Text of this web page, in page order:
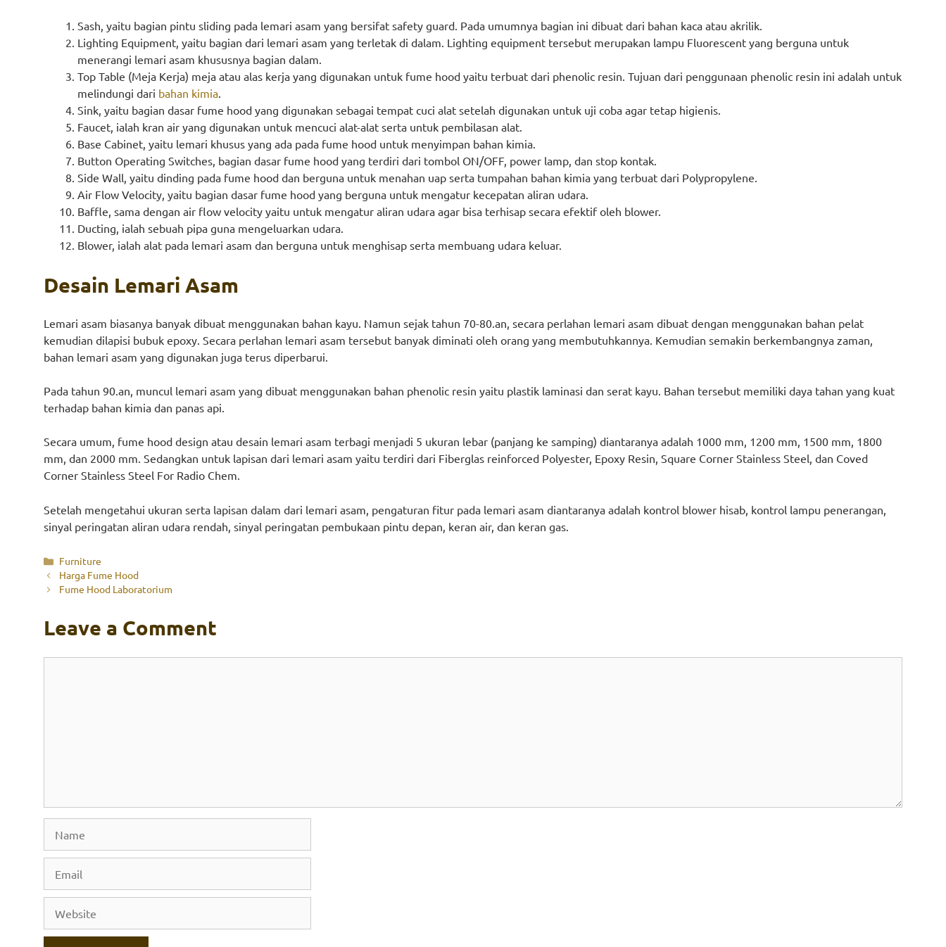
Sash, yaitu bagian pintu sliding pada lemari asam yang bersifat safety guard. Pada umumnya bagian ini dibuat dari bahan kaca atau akrilik.
Lighting Equipment, yaitu bagian dari lemari asam yang terletak di dalam. Lighting equipment tersebut merupakan lampu Fluorescent yang berguna untuk
menerangi lemari asam khususnya bagian dalam.
Top Table (Meja Kerja) meja atau alas kerja yang digunakan untuk fume hood yaitu terbuat dari phenolic resin. Tujuan dari penggunaan phenolic resin ini adalah untuk
melindungi dari bahan kimia.
Sink, yaitu bagian dasar fume hood yang digunakan sebagai tempat cuci alat setelah digunakan untuk uji coba agar tetap higienis.
Faucet, ialah kran air yang digunakan untuk mencuci alat-alat serta untuk pembilasan alat.
Base Cabinet, yaitu lemari khusus yang ada pada fume hood untuk menyimpan bahan kimia.
Button Operating Switches, bagian dasar fume hood yang terdiri dari tombol ON/OFF, power lamp, dan stop kontak.
Side Wall, yaitu dinding pada fume hood dan berguna untuk menahan uap serta tumpahan bahan kimia yang terbuat dari Polypropylene.
Air Flow Velocity, yaitu bagian dasar fume hood yang berguna untuk mengatur kecepatan aliran udara.
Baffle, sama dengan air flow velocity yaitu untuk mengatur aliran udara agar bisa terhisap secara efektif oleh blower.
Ducting, ialah sebuah pipa guna mengeluarkan udara.
Blower, ialah alat pada lemari asam dan berguna untuk menghisap serta membuang udara keluar.
Desain Lemari Asam
Lemari asam biasanya banyak dibuat menggunakan bahan kayu. Namun sejak tahun 70-80.an, secara perlahan lemari asam dibuat dengan menggunakan bahan pelat
kemudian dilapisi bubuk epoxy. Secara perlahan lemari asam tersebut banyak diminati oleh orang yang membutuhkannya. Kemudian semakin berkembangnya zaman,
bahan lemari asam yang digunakan juga terus diperbarui.
Pada tahun 90.an, muncul lemari asam yang dibuat menggunakan bahan phenolic resin yaitu plastik laminasi dan serat kayu. Bahan tersebut memiliki daya tahan yang kuat
terhadap bahan kimia dan panas api.
Secara umum, fume hood design atau desain lemari asam terbagi menjadi 5 ukuran lebar (panjang ke samping) diantaranya adalah 1000 mm, 1200 mm, 1500 mm, 1800
mm, dan 2000 mm. Sedangkan untuk lapisan dari lemari asam yaitu terdiri dari Fiberglas reinforced Polyester, Epoxy Resin, Square Corner Stainless Steel, dan Coved
Corner Stainless Steel For Radio Chem.
Setelah mengetahui ukuran serta lapisan dalam dari lemari asam, pengaturan fitur pada lemari asam diantaranya adalah kontrol blower hisab, kontrol lampu penerangan,
sinyal peringatan aliran udara rendah, sinyal peringatan pembukaan pintu depan, keran air, dan keran gas.
Categories
Furniture
Harga Fume Hood
Fume Hood Laboratorium
Leave a Comment